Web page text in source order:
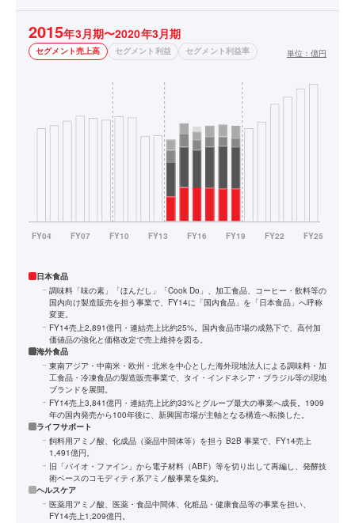
2015年3月期〜2020年3月期
セグメント売上高 セグメント利益 セグメント利益率 単位： 億円
日本食品
調味料「味の素」「ほんだし」「Cook Do」、加工食品、コーヒー・飲料等の
国内向け製造販売を担う事業で、FY14に「国内食品」を「日本食品」へ呼称
変更。
FY14売上2,891億円・連結売上比約25%。国内食品市場の成熟下で、高付加
価値品の強化と価格改定で売上維持を図る。
海外食品
東南アジア・中南米・欧州・北米を中心とした海外現地法人による調味料・加
工食品・冷凍食品の製造販売事業で、タイ・インドネシア・ブラジル等の現地
ブランドを展開。
FY14売上3,841億円・連結売上比約33%とグループ最大の事業へ成長。1909
年の国内発売から100年後に、新興国市場が主軸となる構造へ転換した。
ライフサポート
飼料用アミノ酸、化成品（薬品中間体等）を担う B2B 事業で、FY14売上
1,491億円。
旧「バイオ・ファイン」から電子材料（ABF）等を切り出して再編し、発酵技
術ベースのコモディティ系アミノ酸事業を集約。
ヘルスケア
医薬用アミノ酸、医薬・食品中間体、化粧品・健康食品等の事業を担い、
FY14売上1,209億円。